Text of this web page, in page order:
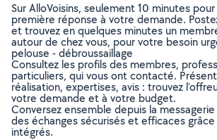
Sur AlloVoisins, seulement 10 minutes
première réponse à votre demande.
et trouvez en quelques minutes un
autour de chez vous, pour votre besoin
pelouse - débroussaillage
Consultez les profils des membres,
particuliers, qui vous ont contacté.
réalisation, expertises, avis : trouvez
votre demande et à votre budget.
Conversez ensemble depuis la
des échanges sécurisés et efficaces
intégrés.